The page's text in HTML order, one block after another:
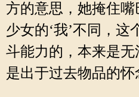
方的意思，她掩住
少女的‘我’不同，这
斗能力的，本来是
是出于过去物品的